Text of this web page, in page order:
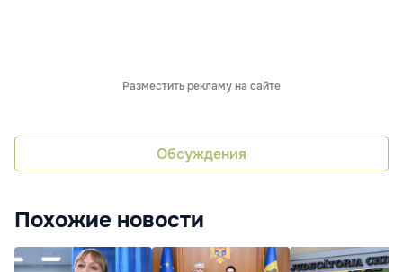
Разместить рекламу на сайте
Обсуждения
Похожие новости